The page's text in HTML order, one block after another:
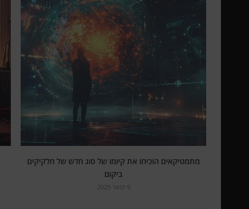
מתמטיקאים הוכיחו את קיומו של סוג חדש של חלקיקים
ביקום
9 ינואר 2025